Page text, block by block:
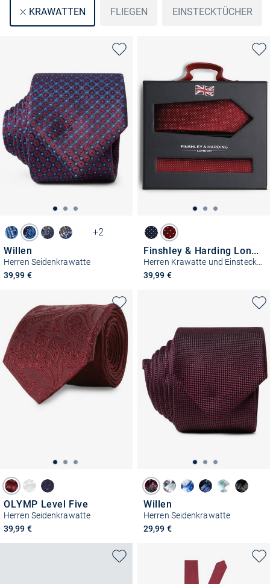
KRAWATTEN FLIEGEN EINSTECKTÜCHER
+2
Willen
Herren Seidenkrawatte
39,99 €
Finshley & Harding London
Herren Krawatte und Einstecktuch aus Seide
39,99 €
OLYMP Level Five
Herren Seidenkrawatte
39,99 €
Willen
Herren Seidenkrawatte
29,99 €